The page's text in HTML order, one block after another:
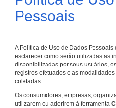
Pessoais
A Política de Uso de Dados Pessoais
esclarecer como serão utilizadas as
disponibilizadas por seus usuários,
registros efetuados e as
coletadas.
Os consumidores, empresas,
utilizarem ou aderirem à ferramenta